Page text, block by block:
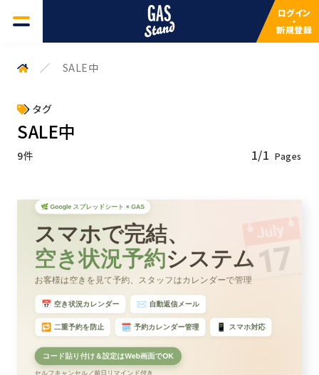
ログイン
・
新規登録
GAS一覧
よくある質問
サービスについて検索キーワードを入力してください
検索
SALE中
タグ
SALE中
9件 1/1